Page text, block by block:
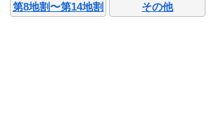
第8地割〜第14地割 その他